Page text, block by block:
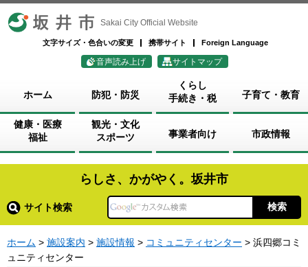
坂井市 Sakai City Official Website
文字サイズ・色合いの変更 携帯サイト Foreign Language
音声読み上げ サイトマップ
ホーム 防犯・防災
くらし
手続き・税
子育て・教育
健康・医療
福祉
観光・文化
スポーツ
事業者向け 市政情報
らしさ、かがやく。坂井市
サイト検索
ホーム > 施設案内 > 施設情報 > コミュニティセンター > 浜四郷コミ
ュニティセンター